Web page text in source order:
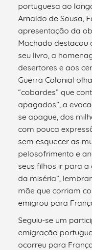
portuguesa ao
Arnaldo de Sousa,
apresentação da
Machado destacou
seu livro, a
desertores e aos
Guerra Colonial
“cobardes” que
apagados”, a
se apague, dos
com pouca
sem esquecer as
pelosofrimento e
seus filhos ir para
da miséria”,
mãe que corriam
emigrou para
Seguiu-se um
emigração
ocorreu para